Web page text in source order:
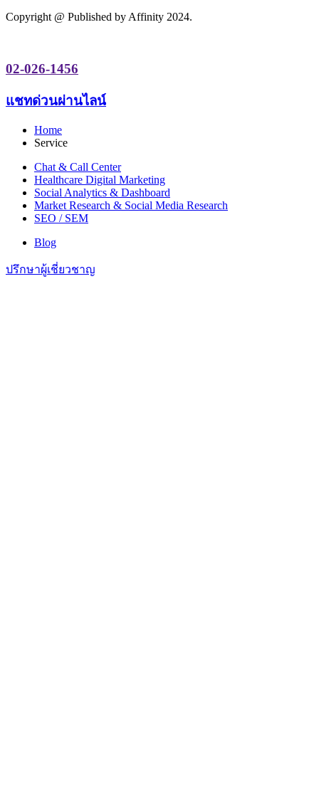
Copyright @ Published by Affinity 2024.
02-026-1456
แชทด่วนผ่านไลน์
Home
Service
Chat & Call Center
Healthcare Digital Marketing
Social Analytics & Dashboard
Market Research & Social Media Research
SEO / SEM
Blog
ปรึกษาผู้เชี่ยวชาญ